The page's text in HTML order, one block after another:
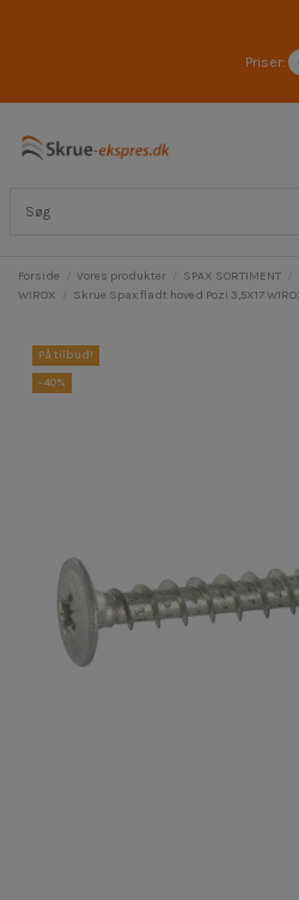
Priser:
Forside Vores produkter SPAX SORTIMENT
WIROX
Skrue Spax fladt hoved Pozi 3,5X17
På tilbud!
-40%